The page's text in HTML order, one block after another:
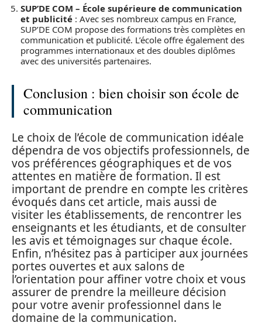
SUP’DE COM – École supérieure de communication
et publicité : Avec ses nombreux campus en France,
SUP’DE COM propose des formations très complètes en
communication et publicité. L’école offre également des
programmes internationaux et des doubles diplômes
avec des universités partenaires.
Conclusion : bien choisir son école de
communication
Le choix de l’école de communication idéale
dépendra de vos objectifs professionnels, de
vos préférences géographiques et de vos
attentes en matière de formation. Il est
important de prendre en compte les critères
évoqués dans cet article, mais aussi de
visiter les établissements, de rencontrer les
enseignants et les étudiants, et de consulter
les avis et témoignages sur chaque école.
Enfin, n’hésitez pas à participer aux journées
portes ouvertes et aux salons de
l’orientation pour affiner votre choix et vous
assurer de prendre la meilleure décision
pour votre avenir professionnel dans le
domaine de la communication.